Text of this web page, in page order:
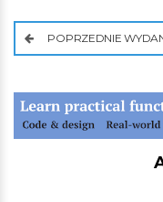
POPRZEDNIE